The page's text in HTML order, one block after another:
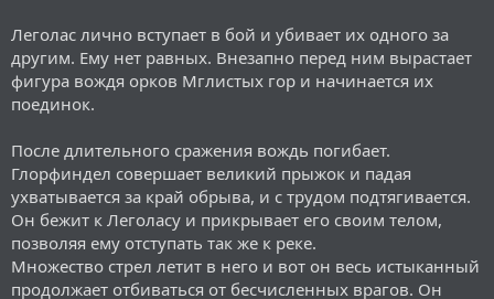
Леголас лично вступает в бой и убивает их одного за
другим. Ему нет равных. Внезапно перед ним вырастает
фигура вождя орков Мглистых гор и начинается их
поединок.
После длительного сражения вождь погибает.
Глорфиндел совершает великий прыжок и падая
ухватывается за край обрыва, и с трудом подтягивается.
Он бежит к Леголасу и прикрывает его своим телом,
позволяя ему отступать так же к реке.
Множество стрел летит в него и вот он весь истыканный
продолжает отбиваться от бесчисленных врагов. Он